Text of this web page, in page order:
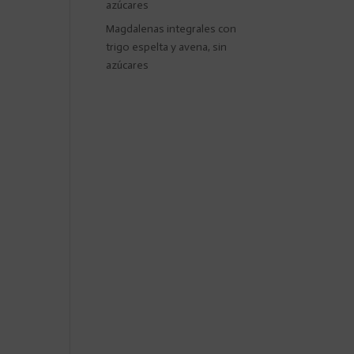
azúcares
Magdalenas integrales con
trigo espelta y avena, sin
azúcares